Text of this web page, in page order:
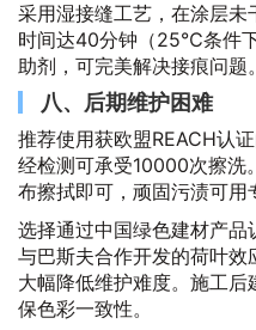
采用湿接缝工艺，在涂层
时间达40分钟（25℃条件
助剂，可完美解决接痕问题。
八、后期维护困难
推荐使用获欧盟REACH认
经检测可承受10000次擦洗
布擦拭即可，顽固污渍可用
选择通过中国绿色建材产
与巴斯夫合作开发的荷叶效
大幅降低维护难度。施工
保色彩一致性。